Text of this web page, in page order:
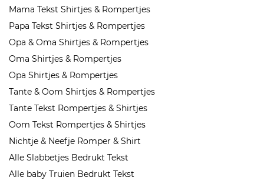
Mama Tekst Shirtjes & Rompertjes
Papa Tekst Shirtjes & Rompertjes
Opa & Oma Shirtjes & Rompertjes
Oma Shirtjes & Rompertjes
Opa Shirtjes & Rompertjes
Tante & Oom Shirtjes & Rompertjes
Tante Tekst Rompertjes & Shirtjes
Oom Tekst Rompertjes & Shirtjes
Nichtje & Neefje Romper & Shirt
Alle Slabbetjes Bedrukt Tekst
Alle baby Truien Bedrukt Tekst